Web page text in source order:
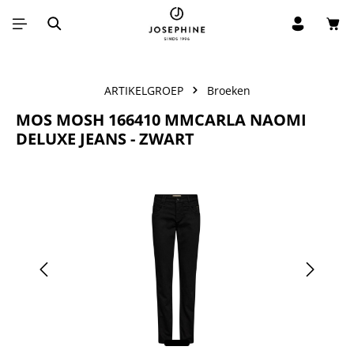
Ga naar de hoofdinhoud
ARTIKELGROEP Broeken
MOS MOSH 166410 MMCARLA NAOMI
DELUXE JEANS - ZWART